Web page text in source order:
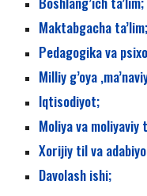
Maktabgacha ta’lim;
Pedagogika va
Milliy g’oya
Iqtisodiyot;
Moliya va
Xorijiy til va
Davolash ishi;